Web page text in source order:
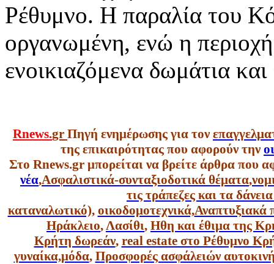
Ρέθυμνο. Η παραλία του
οργανωμένη, ενώ η περιοχή
ενοικιαζόμενα δωμάτια
Rnews.gr Πηγή ενημέρωσης για τον
της επικαιρότητας που αφορούν την
Στο Rnews.gr μπορείται να βρείτε άρθρα που
νέα,Ασφαλιστικά-συνταξιοδοτικά θέματα,
τις τράπεζες και τα
καταναλωτικό), οικοδομοτεχνικά,Αναπτυξιακά
Ηράκλειο,Λασίθι, Ηθη και έθιμα της
Κρήτη δωρεάν, real estate στο Ρέθυμνο
γυναίκα,μόδα, Προσφορές ασφάλειών